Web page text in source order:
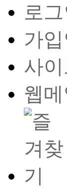
로그
가
사
웹메